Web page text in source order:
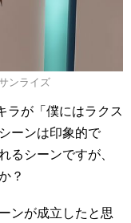
ンライズ
ラが「僕にはラクス
ーンは印象的で
シーンですが、
？
ンが成立したと思